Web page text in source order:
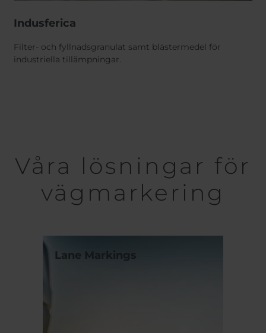
Indusferica
Filter- och fyllnadsgranulat samt blästermedel för
industriella tillämpningar.
Våra lösningar för
vägmarkering
Lane Markings